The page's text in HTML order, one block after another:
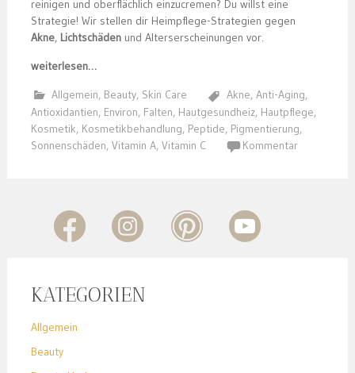
reinigen und oberflächlich einzucremen? Du willst eine
Strategie! Wir stellen dir Heimpflege-Strategien gegen
Akne, Lichtschädenund Alterserscheinungen vor.
weiterlesen…
Allgemein, Beauty, Skin Care Akne, Anti-Aging,
Antioxidantien, Environ, Falten, Hautgesundheiz, Hautpflege,
Kosmetik, Kosmetikbehandlung, Peptide, Pigmentierung,
Sonnenschäden, Vitamin A, Vitamin C Kommentar
KATEGORIEN
Allgemein
Beauty